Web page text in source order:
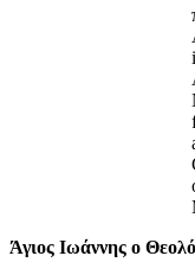
Άγιος Ιωάννης ο